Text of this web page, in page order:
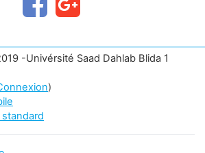
-Univérsité Saad Dahlab Blida 1
)